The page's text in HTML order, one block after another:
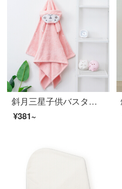
斜月三星子供バスタオルサンゴの新生児バスローブのマント柔らかな吸水携帯ベビーマントピンクの長耳ウサギのマント
¥381~